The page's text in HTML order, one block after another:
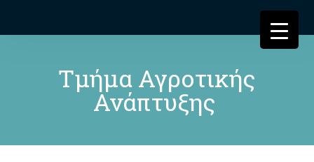
Τμήμα Αγροτικής
Ανάπτυξης